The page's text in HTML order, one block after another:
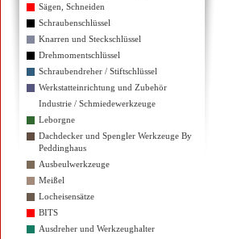
Sägen, Schneiden
Schraubenschlüssel
Knarren und Steckschlüssel
Drehmomentschlüssel
Schraubendreher / Stiftschlüssel
Werkstatteinrichtung und Zubehör
Industrie / Schmiedewerkzeuge
Leborgne
Dachdecker und Spengler Werkzeuge By
Peddinghaus
Ausbeulwerkzeuge
Meißel
Locheisensätze
BITS
Ausdreher und Werkzeughalter